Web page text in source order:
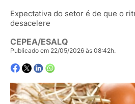
Expectativa do setor é de que o
desacelere
CEPEA/ESALQ
Publicado em 22/05/2026 às 08:42h.